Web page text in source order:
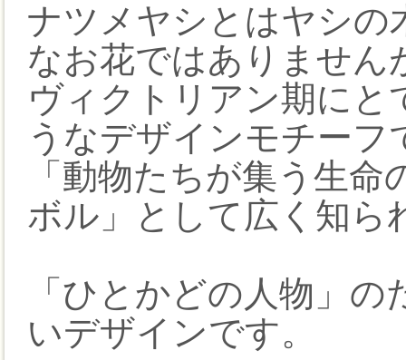
ナツメヤシとはヤシの
なお花ではありません
ヴィクトリアン期にと
うなデザインモチーフ
「動物たちが集う生
ボル」として広く知ら
「ひとかどの人物」
いデザインです。